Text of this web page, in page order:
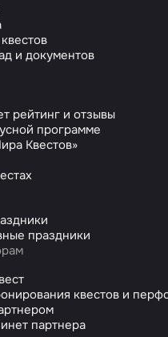
и документов
рейтинг и отзывы
программе
Квестов»
праздники
квестов и
партнера